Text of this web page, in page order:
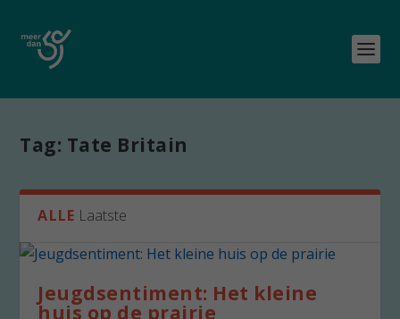
Tag: Tate Britain
ALLE Laatste
Jeugdsentiment: Het kleine
huis op de prairie